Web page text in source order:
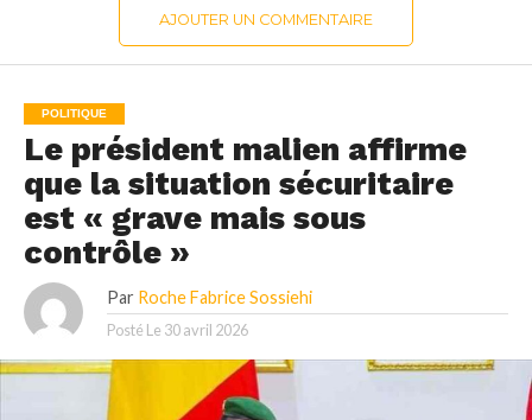
AJOUTER UN COMMENTAIRE
POLITIQUE
Le président malien affirme
que la situation sécuritaire
est « grave mais sous
contrôle »
Par Roche Fabrice Sossiehi
Posté Le 30 avril 2026